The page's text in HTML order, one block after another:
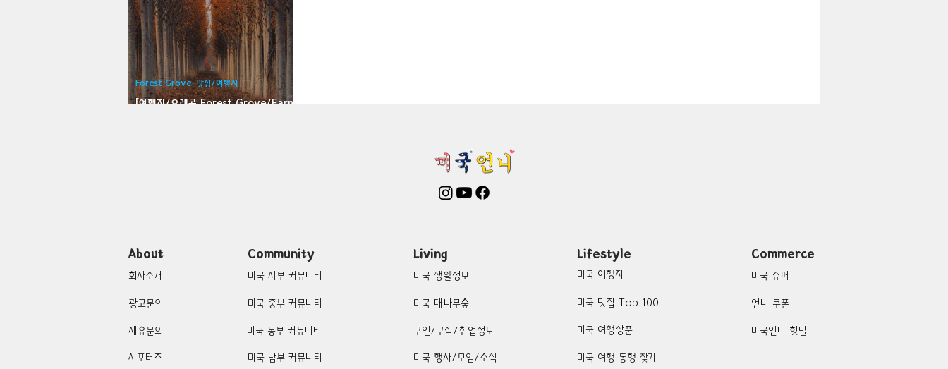
Badlands-맛집/여행지 Baltimore-맛집/여행지
Bloomfield-맛집/여행지
Cambridge-맛집/여행지
Cascade Locks-맛집/여행지 Centerport-맛집/여행지
[여행지/오레곤 Forest Grove/Farm]
Forest Grove-맛집/여행지
About
회사소개
광고문의
제휴문의
서포터즈
Community
미국 서부 커뮤니티
미국 중부 커뮤니티
미국 동부 커뮤니티
미국 남부 커뮤니티
Living
미국 생활정보
미국 대나무숲
구인/구직/취업정보
미국 행사/모임/소식
Lifestyle
미국 여행지
미국 맛집 Top 100
미국 여행상품
미국 여행 동행 찾기
Commerce
미국 슈퍼
언니 쿠폰
미국언니 핫딜